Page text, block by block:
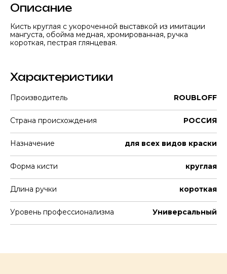
Описание
Кисть круглая с укороченной выставкой из имитации
мангуста, обойма медная, хромированная, ручка
короткая, пестрая глянцевая.
Характеристики
Производитель ROUBLOFF
Страна происхождения РОССИЯ
Назначение для всех видов краски
Форма кисти круглая
Длина ручки короткая
Уровень профессионализма Универсальный